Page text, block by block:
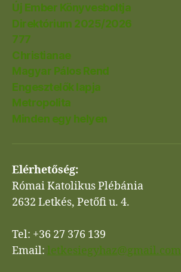
Új Ember Könyvesboltja
Direktórium 2025/2026
777
Christianae
Magyar Pálos Rend
Engesztelők lapja
Metropolita
Minden egy helyen
Elérhetőség:
Római Katolikus Plébánia
2632 Letkés, Petőfi u. 4.
Tel: +36 27 376 139
Email: letkesiegyhaz@gmail.com